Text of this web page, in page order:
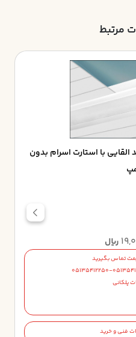
مرتبط
دل انگيز 40*1 سفيد القايي با استارت اسرام بدون
ریال
تماس بگیرید
05135412250-
پلکانی
فنی و خرید